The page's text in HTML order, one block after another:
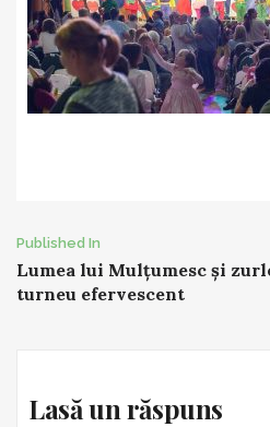
Post
navigation
Published In
Lumea lui Mulțumesc și
turneu efervescent
Lasă un răspuns